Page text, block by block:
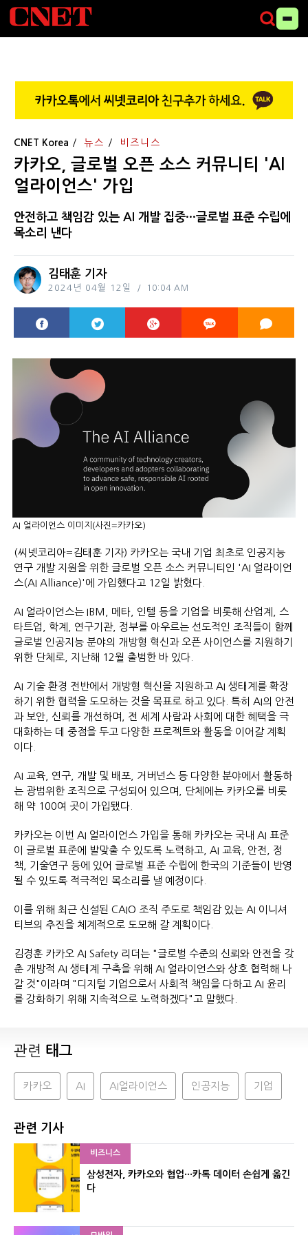
CNET Korea 뉴스 비즈니스
카카오, 글로벌 오픈 소스 커뮤니티 'AI
얼라이언스' 가입
안전하고 책임감 있는 AI 개발 집중···글로벌 표준 수립에
목소리 낸다
김태훈 기자
2024년 04월 12일 10:04 AM
AI 얼라이언스 이미지(사진=카카오)
(씨넷코리아=김태훈 기자) 카카오는 국내 기업 최초로 인공지능
연구 개발 지원을 위한 글로벌 오픈 소스 커뮤니티인 'AI 얼라이언
스(AI Alliance)'에 가입했다고 12일 밝혔다.
AI 얼라이언스는 IBM, 메타, 인텔 등을 기업을 비롯해 산업계, 스
타트업, 학계, 연구기관, 정부를 아우르는 선도적인 조직들이 함께
글로벌 인공지능 분야의 개방형 혁신과 오픈 사이언스를 지원하기
위한 단체로, 지난해 12월 출범한 바 있다.
AI 기술 환경 전반에서 개방형 혁신을 지원하고 AI 생태계를 확장
하기 위한 협력을 도모하는 것을 목표로 하고 있다. 특히 AI의 안전
과 보안, 신뢰를 개선하며, 전 세계 사람과 사회에 대한 혜택을 극
대화하는 데 중점을 두고 다양한 프로젝트와 활동을 이어갈 계획
이다.
AI 교육, 연구, 개발 및 배포, 거버넌스 등 다양한 분야에서 활동하
는 광범위한 조직으로 구성되어 있으며, 단체에는 카카오를 비롯
해 약 100여 곳이 가입됐다.
카카오는 이번 AI 얼라이언스 가입을 통해 카카오는 국내 AI 표준
이 글로벌 표준에 발맞출 수 있도록 노력하고, AI 교육, 안전, 정
책, 기술연구 등에 있어 글로벌 표준 수립에 한국의 기준들이 반영
될 수 있도록 적극적인 목소리를 낼 예정이다.
이를 위해 최근 신설된 CAIO 조직 주도로 책임감 있는 AI 이니셔
티브의 추진을 체계적으로 도모해 갈 계획이다.
김경훈 카카오 AI Safety 리더는 "글로벌 수준의 신뢰와 안전을 갖
춘 개방적 AI 생태계 구축을 위해 AI 얼라이언스와 상호 협력해 나
갈 것"이라며 "디지털 기업으로서 사회적 책임을 다하고 AI 윤리
를 강화하기 위해 지속적으로 노력하겠다"고 말했다.
관련 태그
카카오 AI AI얼라이언스 인공지능 기업
관련 기사
비즈니스
삼성전자, 카카오와 협업···카톡 데이터 손쉽게 옮긴
다